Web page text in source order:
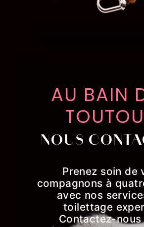
AU BAIN
NOUS
Prenez soin de
compagnons à
avec nos
toilettage
Contactez-nous